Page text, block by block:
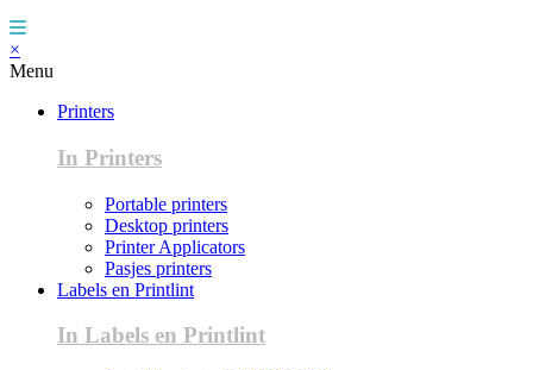
×
Menu
Printers
In Printers
Portable printers
Desktop printers
Printer Applicators
Pasjes printers
Labels en Printlint
In Labels en Printlint